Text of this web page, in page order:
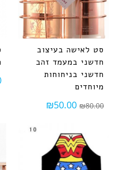
סט לאישה בעיצוב
חדשני במעמד זהב
חדשני בניחוחות
מיוחדים
₪80.00
₪50.00